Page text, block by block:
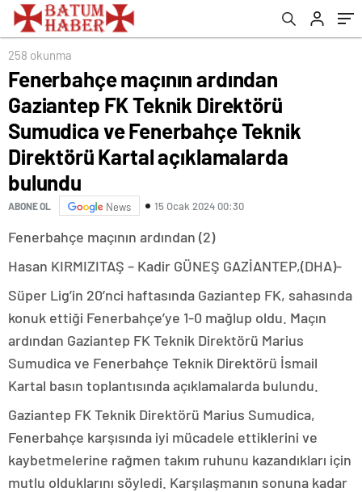
Teknik Direktörü Kartal açıklamalarda
bulundu
258 okunma
Fenerbahçe maçının ardından
Gaziantep FK Teknik Direktörü
Sumudica ve Fenerbahçe Teknik
Direktörü Kartal açıklamalarda
bulundu
ABONE OL News 15 Ocak 2024 00:30
Fenerbahçe maçının ardından (2)
Hasan KIRMIZITAŞ – Kadir GÜNEŞ GAZİANTEP,(DHA)-
Süper Lig’in 20’nci haftasında Gaziantep FK, sahasında
konuk ettiği Fenerbahçe’ye 1-0 mağlup oldu. Maçın
ardından Gaziantep FK Teknik Direktörü Marius
Sumudica ve Fenerbahçe Teknik Direktörü İsmail
Kartal basın toplantısında açıklamalarda bulundu.
Gaziantep FK Teknik Direktörü Marius Sumudica,
Fenerbahçe karşısında iyi mücadele ettiklerini ve
kaybetmelerine rağmen takım ruhunu kazandıkları için
mutlu olduklarını söyledi. Karşılaşmanın sonuna kadar